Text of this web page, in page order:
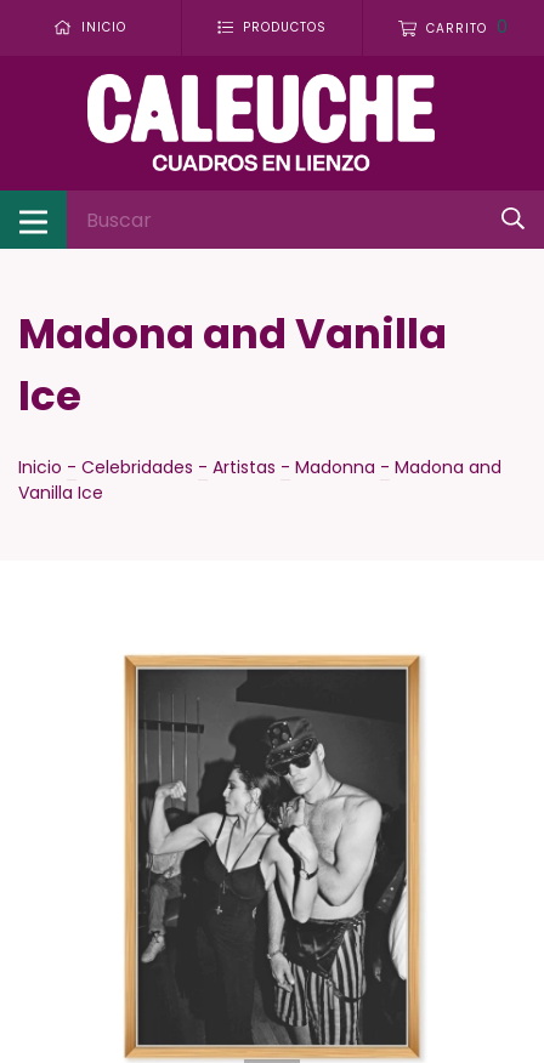
INICIO PRODUCTOS CARRITO 0
Madona and Vanilla
Ice
Inicio - Celebridades - Artistas - Madonna - Madona and
Vanilla Ice